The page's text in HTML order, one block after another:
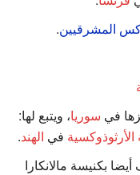
المشرقيين.
في سوريا، ويتبع لها:
الأرثوذوكسية في الهند.
بكنيسة مالانكارا